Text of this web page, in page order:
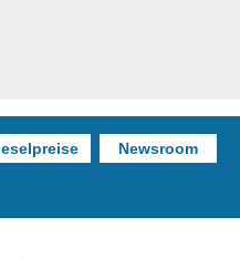
Newsroom